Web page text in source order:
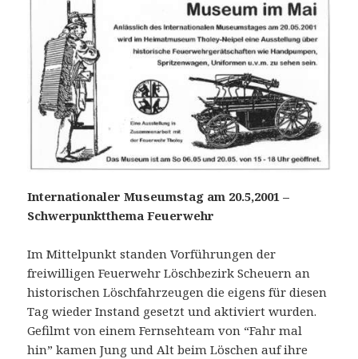
Internationaler Museumstag am 20.5,2001 –
Schwerpunktthema Feuerwehr
Im Mittelpunkt standen Vorführungen der
freiwilligen Feuerwehr Löschbezirk Scheuern an
historischen Löschfahrzeugen die eigens für diesen
Tag wieder Instand gesetzt und aktiviert wurden.
Gefilmt von einem Fernsehteam von “Fahr mal
hin” kamen Jung und Alt beim Löschen auf ihre